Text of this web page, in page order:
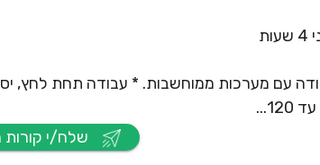
עם מערכות ממוחשבות. * עבודה תחת לחץ,